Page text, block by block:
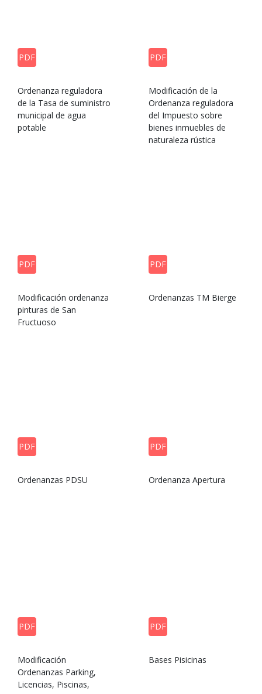
PDF
Ordenanza reguladora
de la Tasa de suministro
municipal de agua
potable
PDF
Modificación de la
Ordenanza reguladora
del Impuesto sobre
bienes inmuebles de
naturaleza rústica
PDF
Modificación ordenanza
pinturas de San
Fructuoso
PDF
Ordenanzas TM Bierge
PDF
Ordenanzas PDSU
PDF
Ordenanza Apertura
PDF
Modificación
Ordenanzas Parking,
Licencias, Piscinas,
PDF
Bases Pisicinas